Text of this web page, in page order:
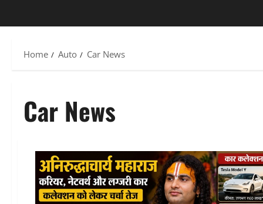
Home Auto Car News
Car News